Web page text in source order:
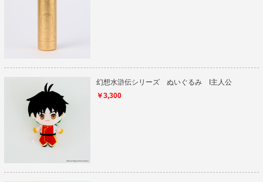
幻想水滸伝シリーズ ぬいぐるみ I主人公
￥3,300